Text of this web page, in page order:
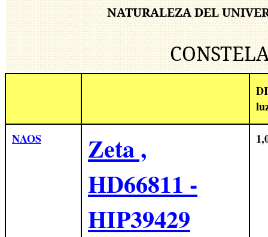
NATURALEZA DEL
NAOS
Zeta ,
HD66811 -
HIP39429